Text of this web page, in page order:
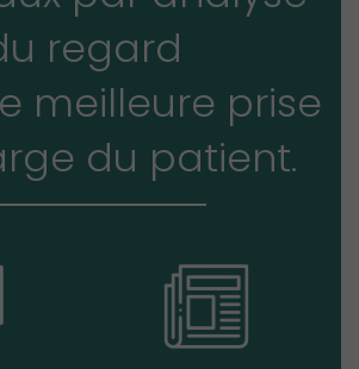
regard
meilleure prise
du patient.